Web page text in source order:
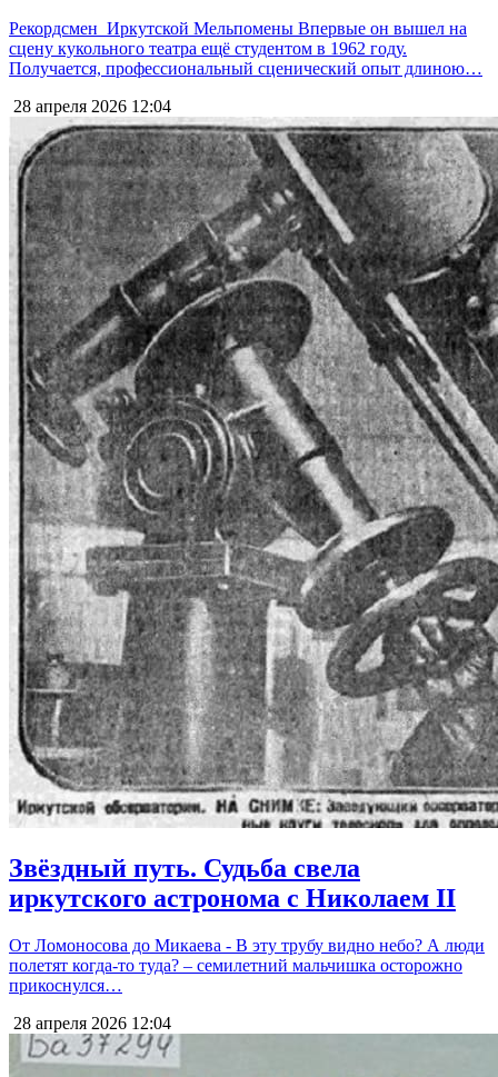
Рекордсмен Иркутской Мельпомены Впервые он вышел на
сцену кукольного театра ещё студентом в 1962 году.
Получается, профессиональный сценический опыт длиною…
28 апреля 2026 12:04
Звёздный путь. Судьба свела
иркутского астронома с Николаем II
От Ломоносова до Микаева - В эту трубу видно небо? А люди
полетят когда-то туда? – семилетний мальчишка осторожно
прикоснулся…
28 апреля 2026 12:04